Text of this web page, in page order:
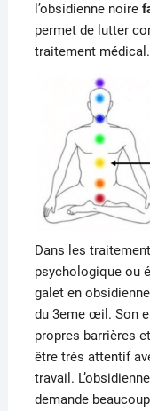
l’obsidienne noire
permet de lutter
traitement médical.
Dans les
psychologique ou
galet en
du 3emeœil. Son
propres barrières et
être très attentif
travail.
demande